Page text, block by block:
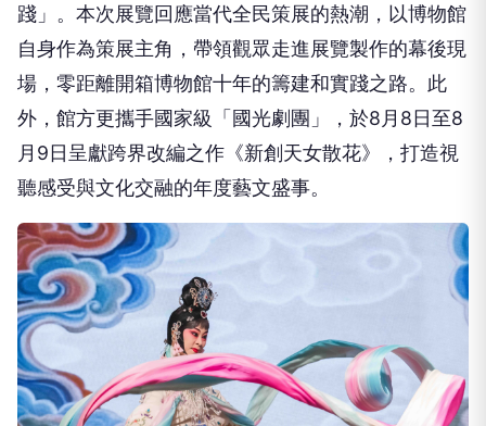
踐」。本次展覽回應當代全⺠策展的熱潮，以博物館
⾃⾝作為策展主⾓，帶領觀眾⾛進展覽製作的幕後現
場，零距離開箱博物館⼗年的籌建和實踐之路。此
外，館⽅更攜⼿國家級「國光劇團」，於8⽉8⽇⾄8
⽉9⽇呈獻跨界改編之作《新創天⼥散花》，打造視
聽感受與⽂化交融的年度藝⽂盛事。